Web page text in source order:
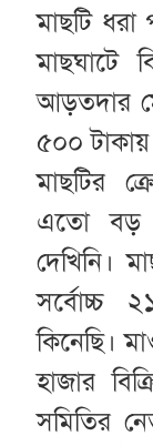
মাছটি ধরা
মাছঘাটে
আড়তদার
৫০০ টাকায়
মাছটির
এতো বড়
দেখিনি।
সর্বোচ্চ
কিনেছি।
হাজার
সমিতির